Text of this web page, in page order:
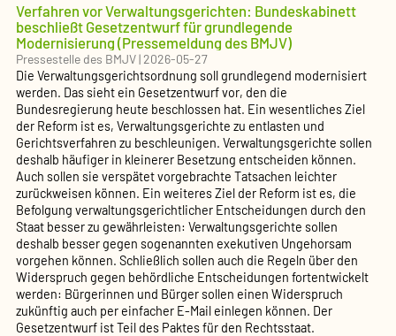
Verfahren vor Verwaltungsgerichten: Bundeskabinett
beschließt Gesetzentwurf für grundlegende
Modernisierung (Pressemeldung des BMJV)
Pressestelle des BMJV|2026-05-27
Die Verwaltungsgerichtsordnung soll grundlegend modernisiert
werden. Das sieht ein Gesetzentwurf vor, den die
Bundesregierung heute beschlossen hat. Ein wesentliches Ziel
der Reform ist es, Verwaltungsgerichte zu entlasten und
Gerichtsverfahren zu beschleunigen. Verwaltungsgerichte sollen
deshalb häufiger in kleinerer Besetzung entscheiden können.
Auch sollen sie verspätet vorgebrachte Tatsachen leichter
zurückweisen können. Ein weiteres Ziel der Reform ist es, die
Befolgung verwaltungsgerichtlicher Entscheidungen durch den
Staat besser zu gewährleisten: Verwaltungsgerichte sollen
deshalb besser gegen sogenannten exekutiven Ungehorsam
vorgehen können. Schließlich sollen auch die Regeln über den
Widerspruch gegen behördliche Entscheidungen fortentwickelt
werden: Bürgerinnen und Bürger sollen einen Widerspruch
zukünftig auch per einfacher E-Mail einlegen können. Der
Gesetzentwurf ist Teil des Paktes für den Rechtsstaat.